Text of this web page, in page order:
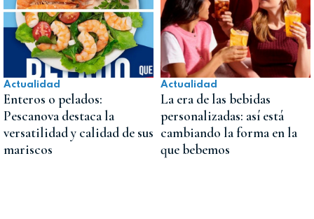
Actualidad
Enteros o pelados:
Pescanova destaca la
versatilidad y calidad de sus
mariscos
Actualidad
La era de las bebidas
personalizadas: así está
cambiando la forma en la
que bebemos